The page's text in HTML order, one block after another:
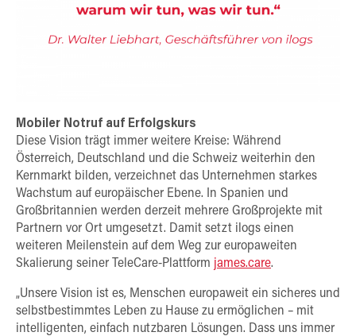
Mobiler Notruf auf Erfolgskurs
Diese Vision trägt immer weitere Kreise: Während
Österreich, Deutschland und die Schweiz weiterhin den
Kernmarkt bilden, verzeichnet das Unternehmen starkes
Wachstum auf europäischer Ebene. In Spanien und
Großbritannien werden derzeit mehrere Großprojekte mit
Partnern vor Ort umgesetzt. Damit setzt ilogs einen
weiteren Meilenstein auf dem Weg zur europaweiten
Skalierung seiner TeleCare-Plattform james.care.
„Unsere Vision ist es, Menschen europaweit ein sicheres und
selbstbestimmtes Leben zu Hause zu ermöglichen – mit
intelligenten, einfach nutzbaren Lösungen. Dass uns immer